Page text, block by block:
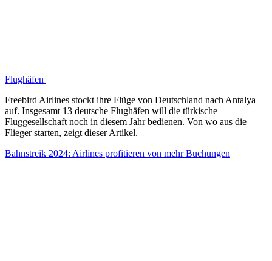
Flughäfen
Freebird Airlines stockt ihre Flüge von Deutschland nach Antalya
auf. Insgesamt 13 deutsche Flughäfen will die türkische
Fluggesellschaft noch in diesem Jahr bedienen. Von wo aus die
Flieger starten, zeigt dieser Artikel.
Bahnstreik 2024: Airlines profitieren von mehr Buchungen